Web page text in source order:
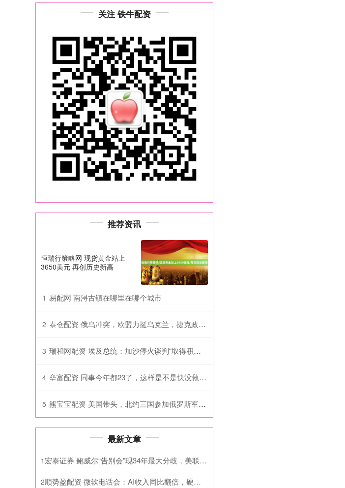
关注 铁牛配资
推荐资讯
恒瑞行策略网 现货黄金站上
3650美元 再创历史新高
1 易配网 南浔古镇在哪里在哪个城市
2 泰仓配资 俄乌冲突，欧盟力挺乌克兰，捷克政坛变天，冯德莱恩迎来新的硬茬
3 瑞和网配资 埃及总统：加沙停火谈判“取得积极进展”
4 垒富配资 同事今年都23了，这样是不是快没救了，哈哈
5 熊宝宝配资 美国带头，北约三国参加俄罗斯军演，乌克兰拍胸脯表示问题不大
最新文章
1 宏泰证券 鲍威尔“告别会”现34年最大分歧，美联储再次按兵不动，但四票委反对决议声明
2 顺势盈配资 微软电话会：AI收入同比翻倍，硬件涨价推高资本开支250亿美元，GPU和存储短缺仍将贯穿全年